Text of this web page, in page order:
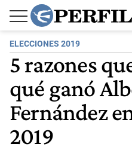
ELECCIONES 2019
5 razones
qué ganó
Fernández
2019